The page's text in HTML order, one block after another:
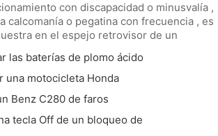
con discapacidad o minusvalía ,
calcomanía o pegatina con frecuencia , es
en el espejo retrovisor de un
a nombre de parque en lugares de
las baterías de plomo ácido
una motocicleta Honda
Benz C280 de faros
tecla Off de un bloqueo de